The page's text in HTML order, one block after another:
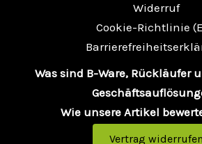
Widerruf
Cookie-Richtlinie
Was sind B-Ware, Rückläufer
Wie unsere Artikel
Vertrag widerrufen